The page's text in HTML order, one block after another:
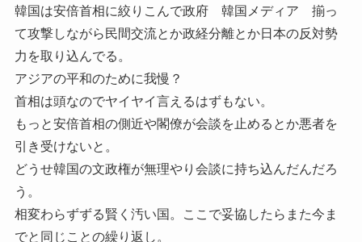
韓国は安倍首相に絞りこんで政府 韓国メディア 揃っ
て攻撃しながら民間交流とか政経分離とか日本の反対勢
力を取り込んでる。
アジアの平和のために我慢？
首相は頭なのでヤイヤイ言えるはずもない。
もっと安倍首相の側近や閣僚が会談を止めるとか悪者を
引き受けないと。
どうせ韓国の文政権が無理やり会談に持ち込んだんだろ
う。
相変わらずずる賢く汚い国。ここで妥協したらまた今ま
でと同じことの繰り返し。